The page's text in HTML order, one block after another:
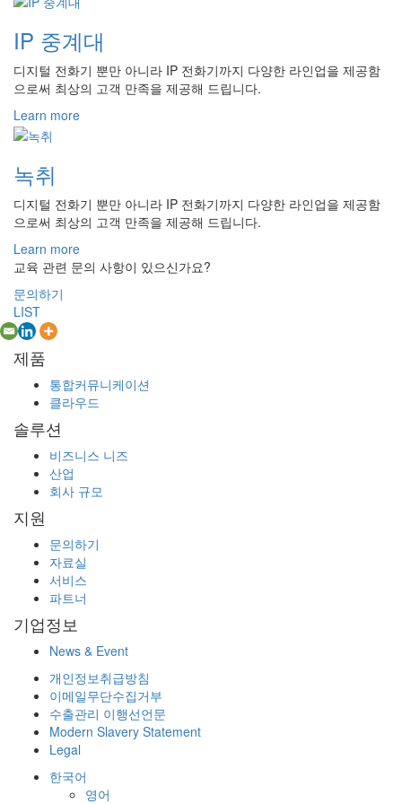
IP 중계대
디지털 전화기 뿐만 아니라 IP 전화기까지 다양한 라인업을 제공함
으로써 최상의 고객 만족을 제공해 드립니다.
Learn more
녹취
디지털 전화기 뿐만 아니라 IP 전화기까지 다양한 라인업을 제공함
으로써 최상의 고객 만족을 제공해 드립니다.
Learn more
교육 관련 문의 사항이 있으신가요?
문의하기
LIST
제품
통합커뮤니케이션
클라우드
솔루션
비즈니스 니즈
산업
회사 규모
지원
문의하기
자료실
서비스
파트너
기업정보
News & Event
개인정보취급방침
이메일무단수집거부
수출관리 이행선언문
Modern Slavery Statement
Legal
한국어
영어